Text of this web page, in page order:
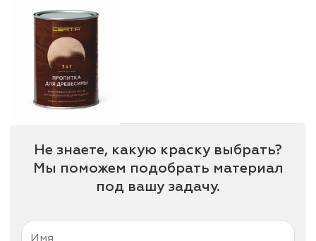
и эмали
Не знаете, какую краску выбрать?
Мы поможем подобрать материал
под вашу задачу.